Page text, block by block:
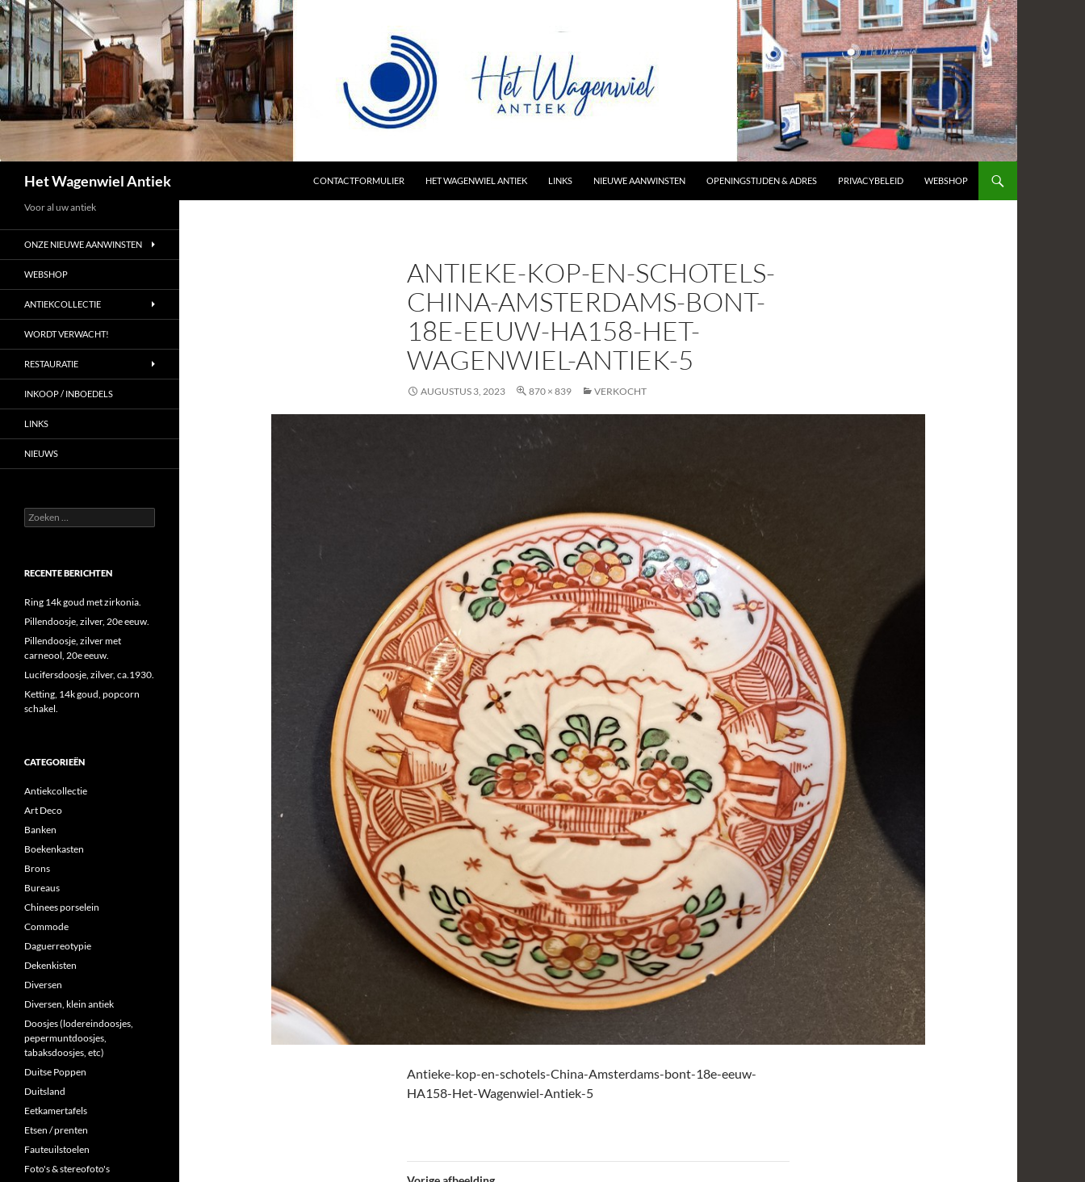
Het Wagenwiel Antiek
CONTACTFORMULIER
HET WAGENWIEL ANTIEK LINKS NIEUWE AANWINSTEN OPENINGSTIJDEN & ADRES PRIVACYBELEID WEBSHOP
ANTIEKE-KOP-EN-SCHOTELS-
CHINA-AMSTERDAMS-BONT-
18E-EEUW-HA158-HET-
WAGENWIEL-ANTIEK-5
AUGUSTUS 3, 2023 870 × 839 VERKOCHT
Antieke-kop-en-schotels-China-Amsterdams-bont-18e-eeuw-
HA158-Het-Wagenwiel-Antiek-5
Voor al uw antiek
ONZE NIEUWE AANWINSTEN
WEBSHOP
ANTIEKCOLLECTIE
WORDT VERWACHT!
RESTAURATIE
INKOOP / INBOEDELS
LINKS
NIEUWS
Zoeken
naar:
RECENTE BERICHTEN
Ring 14k goud met zirkonia.
Pillendoosje, zilver, 20e eeuw.
Pillendoosje, zilver met
carneool, 20e eeuw.
Lucifersdoosje, zilver, ca.1930.
Ketting, 14k goud, popcorn
schakel.
CATEGORIEËN
Antiekcollectie
Art Deco
Banken
Boekenkasten
Brons
Bureaus
Chinees porselein
Commode
Daguerreotypie
Dekenkisten
Diversen
Diversen, klein antiek
Doosjes (lodereindoosjes,
pepermuntdoosjes,
tabaksdoosjes, etc)
Duitse Poppen
Duitsland
Eetkamertafels
Etsen / prenten
Fauteuilstoelen
Foto's & stereofoto's